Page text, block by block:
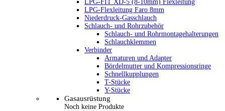
LPG-FIT XD-5 (8-10mm) Flexleitung
LPG-Flexleitung Faro 8mm
Niederdruck-Gasschlauch
Schlauch- und Rohrzubehör
Schlauch- und Rohrmontagehalterungen
Schlauchklemmen
Verbinder
Armaturen und Adapter
Bördelmutter und Kompressionsringe
Schnellkupplungen
T-Stücke
Y-Stücke
Gasausrüstung
Noch keine Produkte